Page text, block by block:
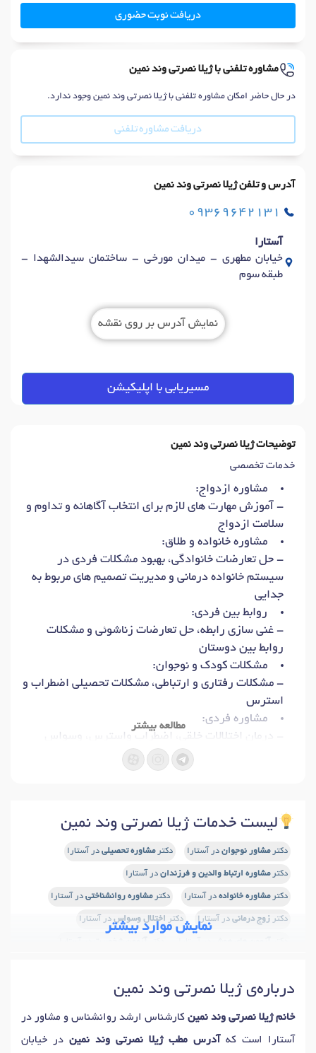
دریافت نوبت حضوری
مشاوره تلفنی با ژیلا نصرتی وند نمین
در حال حاضر امکان مشاوره تلفنی با ژیلا نصرتی وند نمین وجود ندارد.
دریافت مشاوره تلفنی
آدرس و تلفن ژیلا نصرتی وند نمین
09369642131
آستارا
خیابان مطهری - میدان مورخی - ساختمان سیدالشهدا -
طبقه سوم
نمایش آدرس بر روی نقشه
مسیریابی با اپلیکیشن
توضیحات ژیلا نصرتی وند نمین
خدمات تخصصی
مشاوره ازدواج:
- آموزش مهارت های لازم برای انتخاب آگاهانه و تداوم و
سلامت ازدواج
مشاوره خانواده و طلاق:
- حل تعارضات خانوادگی، بهبود مشکلات فردی در
سیستم خانواده درمانی و مدیریت تصمیم های مربوط به
جدایی
روابط بین فردی:
- غنی سازی رابطه، حل تعارضات زناشوئی و مشکلات
روابط بین دوستان
مشکلات کودک و نوجوان:
- مشکلات رفتاری و ارتباطی، مشکلات تحصیلی اضطراب و
استرس
مشاوره فردی:
- درمان اختلالات خلقی، اضطراب واسترس، وسواس
فکری-عملی، فوبیا و هراس ها
آزمون های روان سنجی:
رویکرد درمانی:
- طرحواره درمانی (ST)
- درمان مبتنی بر پذیرش و تعهد (ACT)
مطالعه بیشتر
لیست خدمات ژیلا نصرتی وند نمین
دکترمشاور نوجوان در آستارا دکترمشاوره تحصیلی در آستارا
دکترمشاوره ارتباط والدین و فرزندان در آستارا
دکترمشاوره خانواده در آستارا دکترمشاوره روانشناختی در آستارا
دکتر زوج درمانی در آستارا دکتر اختلال وسواس در آستارا
دکتراسترس در آستارا دکتر مشاوره فردی در آستارا
در آستارا
نمایش موارد بیشتر
درباره‌ی ژیلا نصرتی وند نمین
خانم ژیلا نصرتی وند نمین کارشناس ارشد روانشناس و مشاور در
آستارا است که آدرس مطب ژیلا نصرتی وند نمین در خیابان